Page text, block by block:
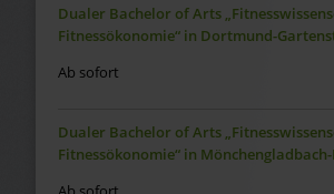
Dualer Bachelor of Arts
Fitnessökonomie“ in Dortmund-
Ab sofort
Dualer Bachelor of Arts
Fitnessökonomie“ in Mönchengladbach-